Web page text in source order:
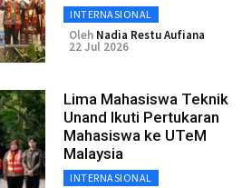
INTERNASIONAL
Oleh Nadia Restu Aufiana
22 Jul 2026
Lima Mahasiswa Teknik
Unand Ikuti Pertukaran
Mahasiswa ke UTeM
Malaysia
INTERNASIONAL